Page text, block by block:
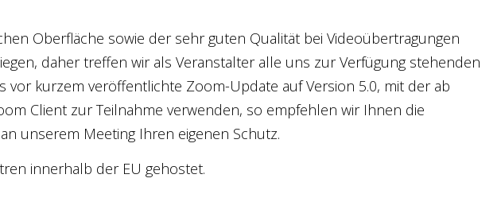
Oberfläche sowie der sehr guten Qualität bei Videoübertragungen
daher treffen wir als Veranstalter alle uns zur Verfügung stehenden
kurzem veröffentlichte Zoom-Update auf Version 5.0, mit der ab
Client zur Teilnahme verwenden, so empfehlen wir Ihnen die
unserem Meeting Ihren eigenen Schutz.
innerhalb der EU gehostet.